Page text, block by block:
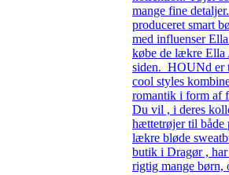
mange fine
produceret smart
med influenser
købe de lækre Ella
siden. HOUNd er
cool styles
romantik i form af
Du vil , i deres
hættetrøjer til både
lækre bløde
butik i Dragør ,
rigtig mange børn,